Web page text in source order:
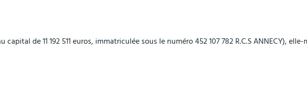
de 11 192 511 euros, immatriculée sous le numéro 452 107 782 R.C.S ANNECY),